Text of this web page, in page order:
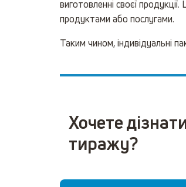
виготовленні своєї
продуктами або послугами.
Таким чином, індивідуальні
Хочете
тиражу?